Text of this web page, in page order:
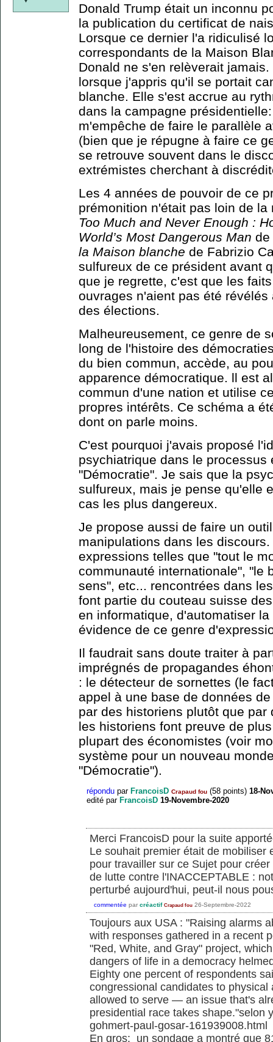
Donald Trump était un inconnu
la publication du certificat de
Lorsque ce dernier l'a ridiculisé
correspondants de la Maison
Donald ne s'en relèverait
lorsque j'appris qu'il se portait
blanche. Elle s'est accrue au
dans la campagne
m'empêche de faire le parallèle
(bien que je répugne à faire ce
se retrouve souvent dans le
extrémistes cherchant à
Les 4 années de pouvoir de ce
prémonition n'était pas loin de
Too Much and Never Enough :
World’s Most Dangerous Man de
la Maison blanche de Fabrizio
sulfureux de ce président avant
que je regrette, c'est que les
ouvrages n'aient pas été
des élections.
Malheureusement, ce genre de
long de l'histoire des
du bien commun, accède, au
apparence démocratique. ll est
commun d'une nation et utilise
propres intérêts. Ce schéma a
dont on parle moins.
C'est pourquoi j'avais proposé
psychiatrique dans le
"Démocratie". Je sais que la
sulfureux, mais je pense qu'elle
cas les plus dangereux.
Je propose aussi de faire un
manipulations dans les
expressions telles que "tout le
communauté internationale", "le
sens", etc... rencontrées dans
font partie du couteau suisse
en informatique, d'automatiser
évidence de ce genre
Il faudrait sans doute traiter à
imprégnés de propagandes
: le détecteur de sornettes (le
appel à une base de données
par des historiens plutôt que
les historiens font preuve de
plupart des économistes (voir
système pour un nouveau
"Démocratie").
répondu par FrancoisD Crapaud fou (58 points) 18-
edité par FrancoisD 19-Novembre-2020
Merci FrancoisD pour la suite
Le souhait premier était de mobiliser
pour travailler sur ce Sujet pour
de lutte contre l'INACCEPTABLE :
perturbé aujourd'hui, peut-il nous
commentée par créactif Crapaud fou 26-Septembre-2022
Toujours aux USA : "Raising alarms
with responses gathered in a recent
"Red, White, and Gray" project,
dangers of life in a democracy
Eighty one percent of respondents
congressional candidates to
allowed to serve — an issue that's
presidential race takes shape."selon
gohmert-paul-gosar-161939008.html
En gros: un sondage a montré que